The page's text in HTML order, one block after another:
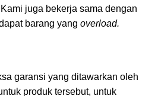
juga bekerja sama dengan
barang yang overload.
garansi yang ditawarkan oleh
produk tersebut, untuk